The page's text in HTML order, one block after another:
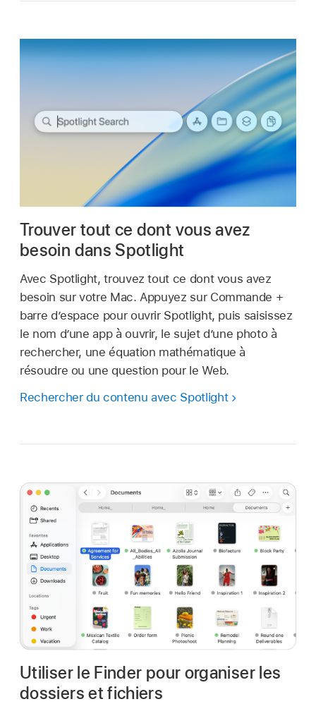
Trouver tout ce dont vous avez
besoin dans Spotlight
Avec Spotlight, trouvez tout ce dont vous avez
besoin sur votre Mac. Appuyez sur Commande +
barre d’espace pour ouvrir Spotlight, puis saisissez
le nom d’une app à ouvrir, le sujet d’une photo à
rechercher, une équation mathématique à
résoudre ou une question pour le Web.
Rechercher du contenu avec Spotlight
Utiliser le Finder pour organiser les
dossiers et fichiers